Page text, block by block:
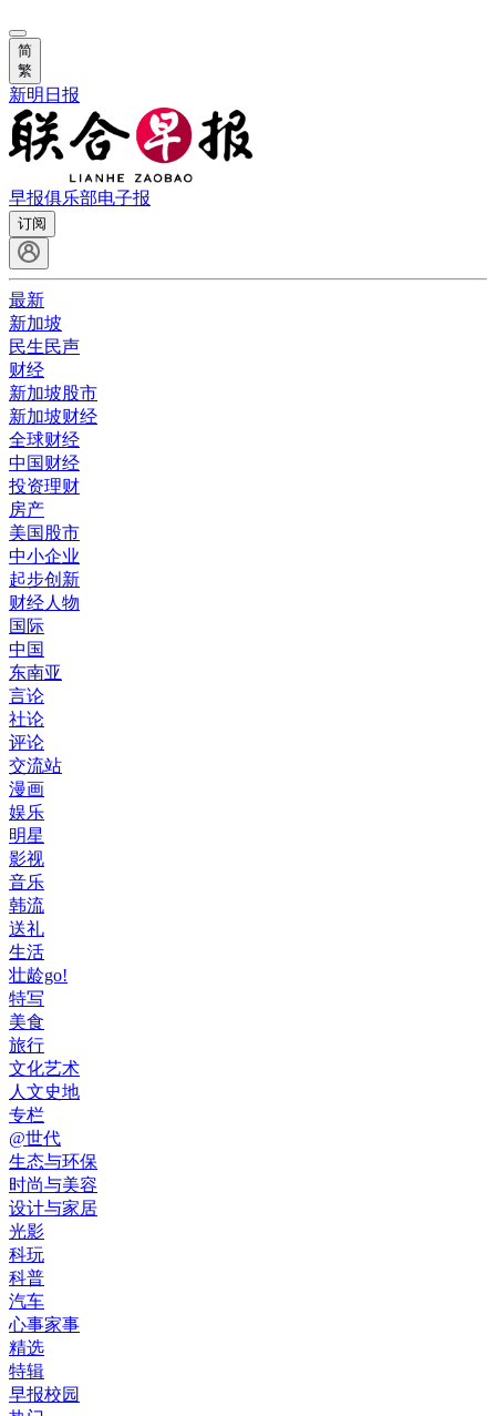
简
繁
新明日报
早报俱乐部电子报
订阅
最新
新加坡
民生民声
财经
新加坡股市
新加坡财经
全球财经
中国财经
投资理财
房产
美国股市
中小企业
起步创新
财经人物
国际
中国
东南亚
言论
社论
评论
交流站
漫画
娱乐
明星
影视
音乐
韩流
送礼
生活
壮龄go!
特写
美食
旅行
文化艺术
人文史地
专栏
@世代
生态与环保
时尚与美容
设计与家居
光影
科玩
科普
汽车
心事家事
精选
特辑
早报校园